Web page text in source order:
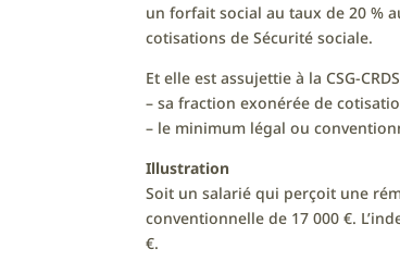
un forfait social au taux de 20 %
cotisations de Sécurité sociale.
Et elle est assujettie à la CSG-
– sa fraction exonérée de
– le minimum légal ou
Illustration
Soit un salarié qui perçoit une
conventionnelle de 17 000 €.
€.